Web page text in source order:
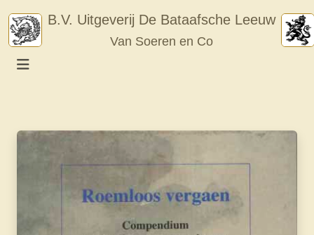
content
B.V. Uitgeverij De Bataafsche Leeuw
Van Soeren en Co